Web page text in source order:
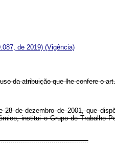
de 2019) (Vigência)
da atribuição que lhe confere o
28 de dezembro de 2001, que
institui o Grupo de Trabalho